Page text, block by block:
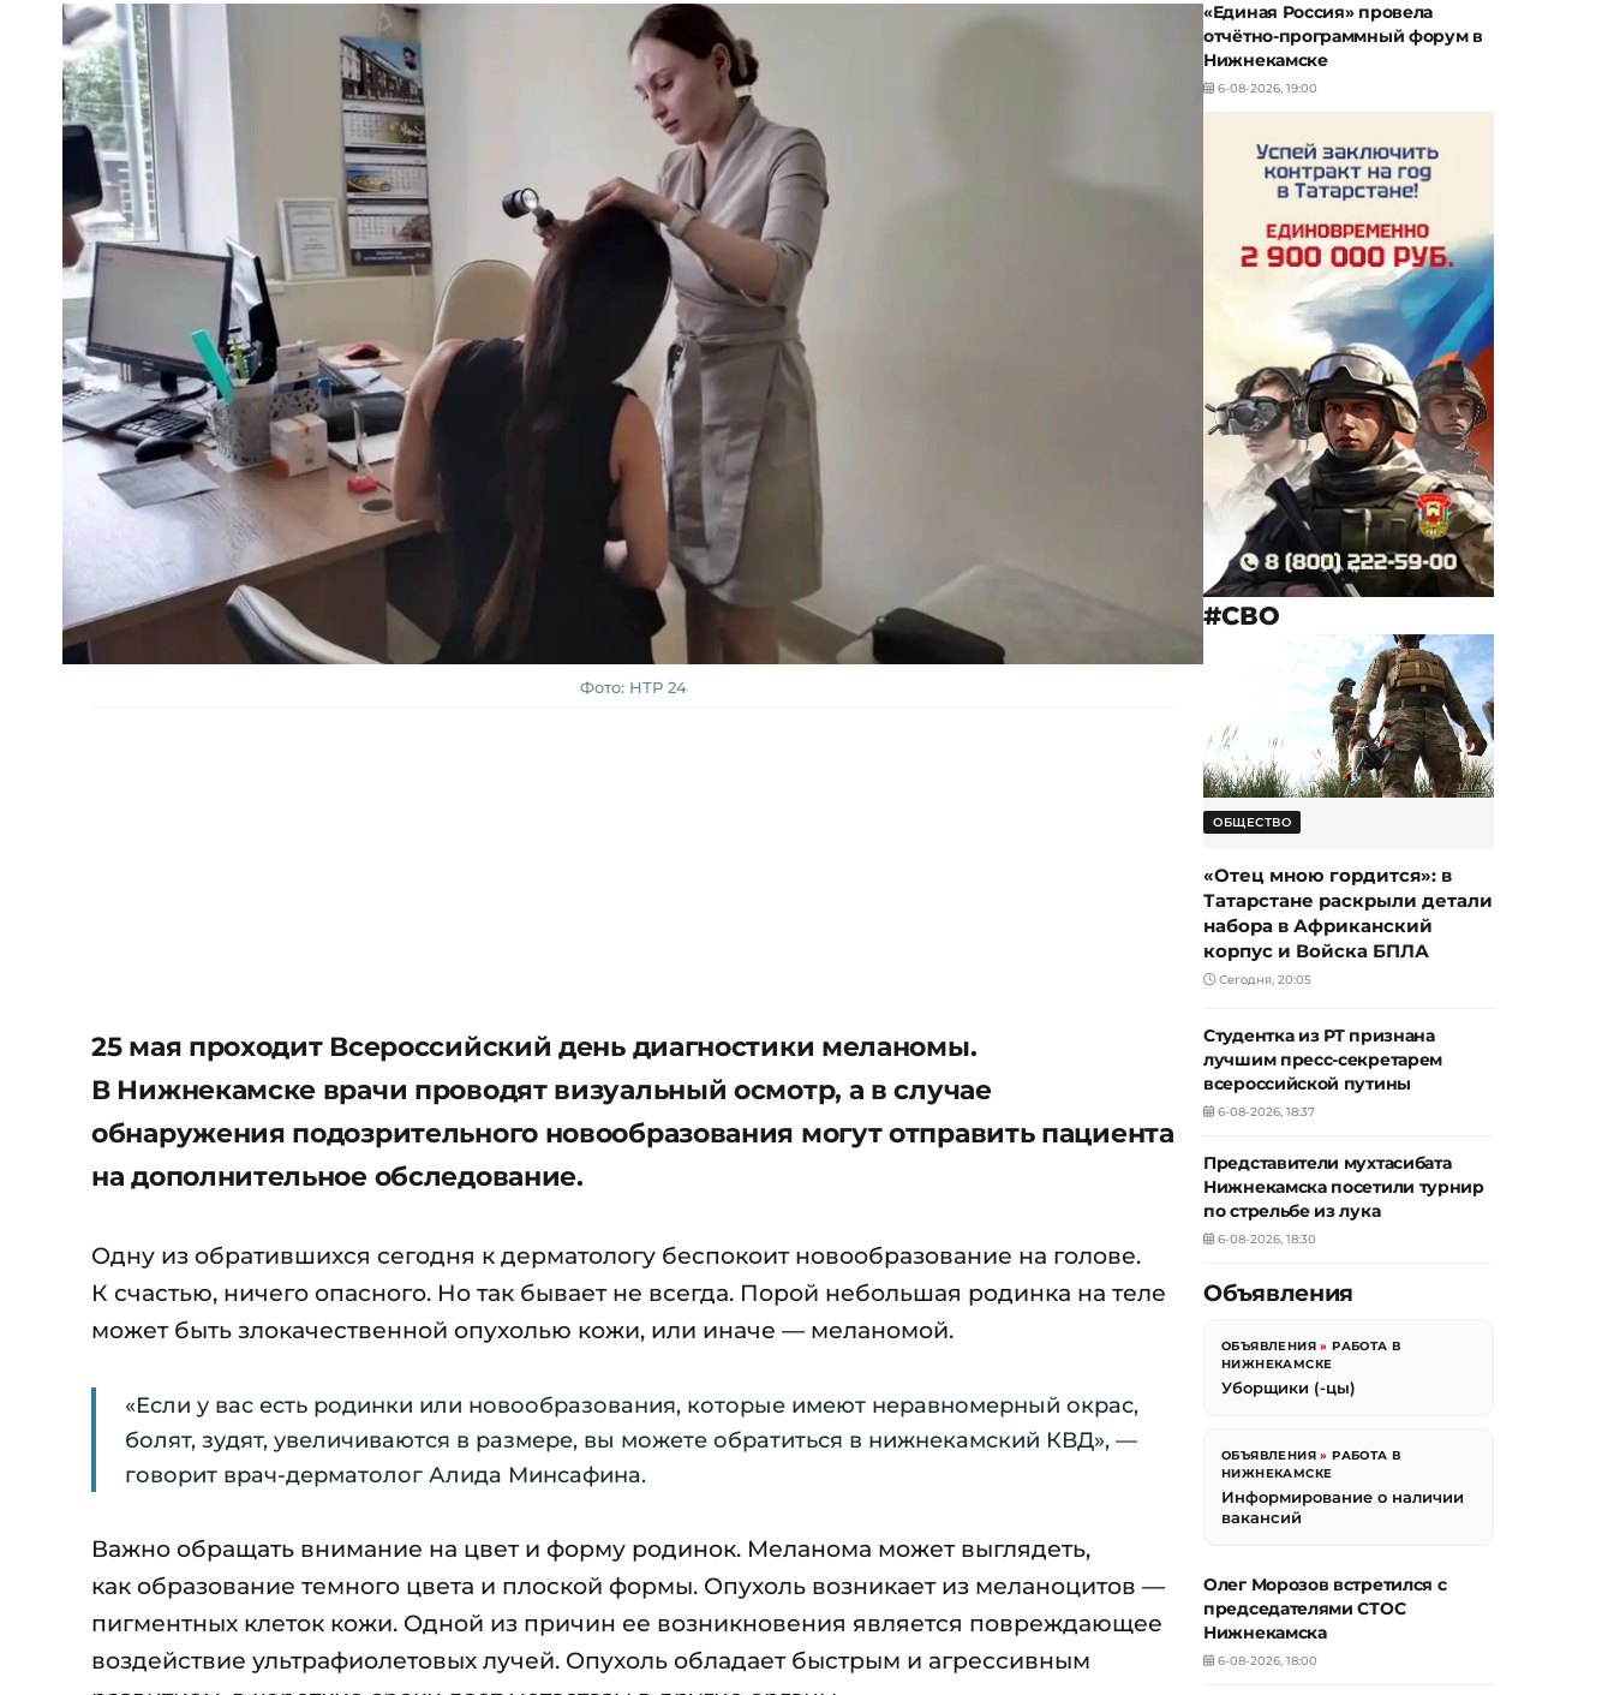
Фото: НТР 24
25 мая проходит Всероссийский день диагностики меланомы.
В Нижнекамске врачи проводят визуальный осмотр, а в случае
обнаружения подозрительного новообразования могут отправить пациента
на дополнительное обследование.
Одну из обратившихся сегодня к дерматологу беспокоит новообразование на голове.
К счастью, ничего опасного. Но так бывает не всегда. Порой небольшая родинка на теле
может быть злокачественной опухолью кожи, или иначе — меланомой.
«Если у вас есть родинки или новообразования, которые имеют неравномерный окрас,
болят, зудят, увеличиваются в размере, вы можете обратиться в нижнекамский КВД», —
говорит врач-дерматолог Алида Минсафина.
Важно обращать внимание на цвет и форму родинок. Меланома может выглядеть,
как образование темного цвета и плоской формы. Опухоль возникает из меланоцитов —
пигментных клеток кожи. Одной из причин ее возникновения является повреждающее
воздействие ультрафиолетовых лучей. Опухоль обладает быстрым и агрессивным
«Единая Россия» провела
отчётно-программный форум в
Нижнекамске
6-08-2026, 19:00
#СВО
ОБЩЕСТВО
«Отец мною гордится»: в
Татарстане раскрыли детали
набора в Африканский
корпус и Войска БПЛА
Сегодня, 20:05
Студентка из РТ признана
лучшим пресс-секретарем
всероссийской путины
6-08-2026, 18:37
Представители мухтасибата
Нижнекамска посетили турнир
по стрельбе из лука
6-08-2026, 18:30
Объявления
ОБЪЯВЛЕНИЯ »РАБОТА В
НИЖНЕКАМСКЕ
Уборщики (-цы)
ОБЪЯВЛЕНИЯ »РАБОТА В
НИЖНЕКАМСКЕ
Информирование о наличии
вакансий
Олег Морозов встретился с
председателями СТОС
Нижнекамска
6-08-2026, 18:00